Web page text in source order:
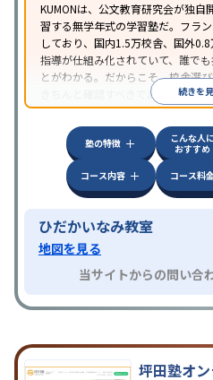
KUMONは、公文教育研究会が独
習する無学年式の学習塾だ。フラ
しており、国内1.5万校舎、国外
指導が仕組み化されていて、誰で
とがわかる。だからこそ、校舎選
きちんと確認すべきである。近所
方見学してみることをオススメす
続きを
塾の特徴
こんな人に
おすすめ
コース内容
コース料金
ひだかいなみ教室
地図を見る
当サイトからの問い合
坪田塾オ